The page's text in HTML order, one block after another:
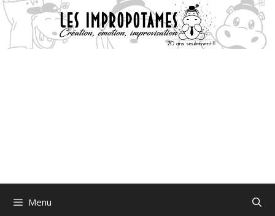
Aller
au
contenu
Menu